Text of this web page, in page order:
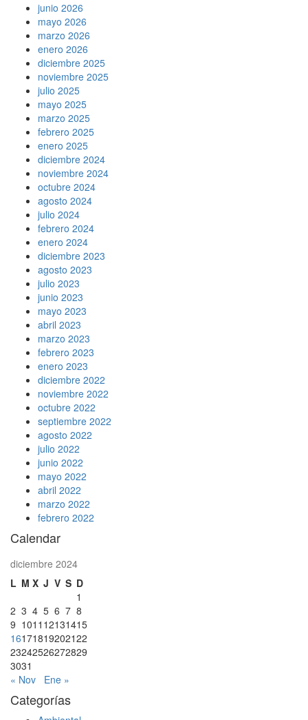
junio 2026
mayo 2026
marzo 2026
enero 2026
diciembre 2025
noviembre 2025
julio 2025
mayo 2025
marzo 2025
febrero 2025
enero 2025
diciembre 2024
noviembre 2024
octubre 2024
agosto 2024
julio 2024
febrero 2024
enero 2024
diciembre 2023
agosto 2023
julio 2023
junio 2023
mayo 2023
abril 2023
marzo 2023
febrero 2023
enero 2023
diciembre 2022
noviembre 2022
octubre 2022
septiembre 2022
agosto 2022
julio 2022
junio 2022
mayo 2022
abril 2022
marzo 2022
febrero 2022
Calendar
diciembre 2024
L M X J V S D
1
2 3 4 5 6 7 8
9 1011 12131415
16171819202122
23242526272829
3031
« Nov
Ene »
Categorías